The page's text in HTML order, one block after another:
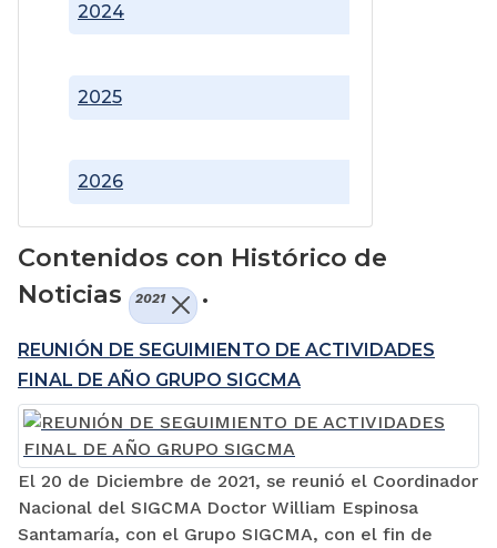
2024
2025
2026
Contenidos con Histórico de
Noticias
2021 .
REUNIÓN DE SEGUIMIENTO DE ACTIVIDADES
FINAL DE AÑO GRUPO SIGCMA
El 20 de Diciembre de 2021, se reunió el Coordinador
Nacional del SIGCMA Doctor William Espinosa
Santamaría, con el Grupo SIGCMA, con el fin de